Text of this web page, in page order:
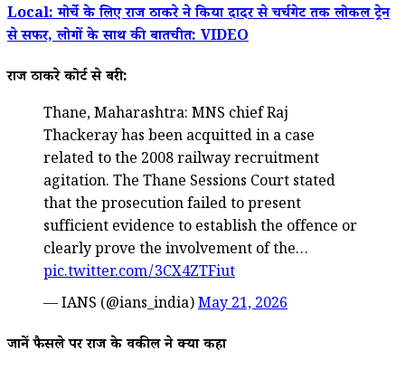
Local: मोर्चे के लिए राज ठाकरे ने किया दादर से चर्चगेट तक लोकल ट्रेन
से सफर, लोगों के साथ की बातचीत: VIDEO
राज ठाकरे कोर्ट से बरी:
Thane, Maharashtra: MNS chief Raj
Thackeray has been acquitted in a case
related to the 2008 railway recruitment
agitation. The Thane Sessions Court stated
that the prosecution failed to present
sufficient evidence to establish the offence or
clearly prove the involvement of the…
pic.twitter.com/3CX4ZTFiut
— IANS (@ians_india)May 21, 2026
जानें फैसले पर राज के वकील ने क्या कहा